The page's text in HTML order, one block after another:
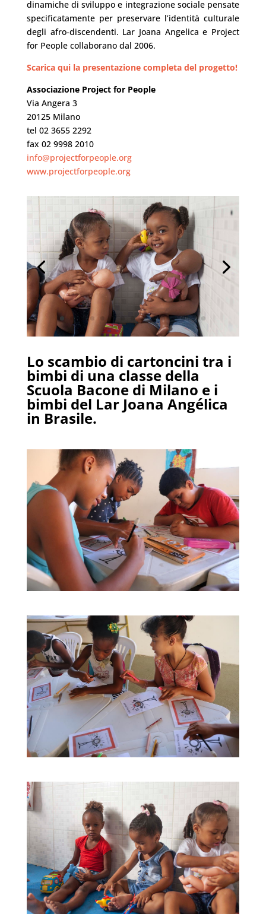
dinamiche di sviluppo e integrazione sociale pensate
specificatamente per preservare l’identità culturale
degli afro-discendenti. Lar Joana Angelica e Project
for People collaborano dal 2006.
Scarica qui la presentazione completa del progetto!
Associazione Project for People
Via Angera 3
20125 Milano
tel 02 3655 2292
fax 02 9998 2010
info@projectforpeople.org
www.projectforpeople.org
Lo scambio di cartoncini tra i
bimbi di una classe della
Scuola Bacone di Milano e i
bimbi del Lar Joana Angélica
in Brasile.